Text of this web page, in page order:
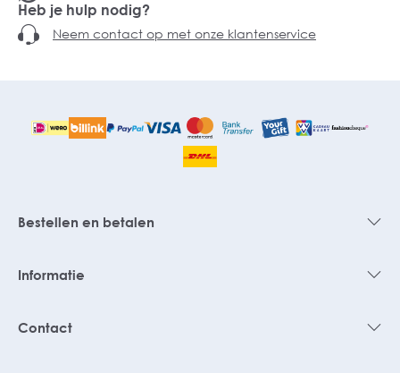
Heb je hulp nodig?
Neem contact op met onze klantenservice
Bestellen en betalen
Informatie
Contact